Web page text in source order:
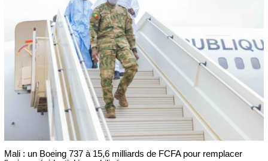
Mali : un Boeing 737 à 15,6 milliards de FCFA pour remplacer